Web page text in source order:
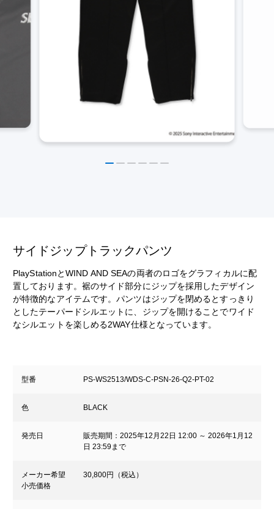
サイドジップトラックパンツ
PlayStationとWIND AND SEAの両者のロゴをグラフィカルに配
置しております。裾のサイド部分にジップを採用したデザイン
が特徴的なアイテムです。パンツはジップを閉めるとすっきり
としたテーパードシルエットに、ジップを開けることでワイド
なシルエットを楽しめる2WAY仕様となっています。
型番 PS-WS2513/WDS-C-PSN-26-Q2-PT-02
色 BLACK
発売日
販売期間：2025年12月22日 12:00 ～ 2026年1月12
日 23:59まで
メーカー希望
小売価格
30,800円（税込）